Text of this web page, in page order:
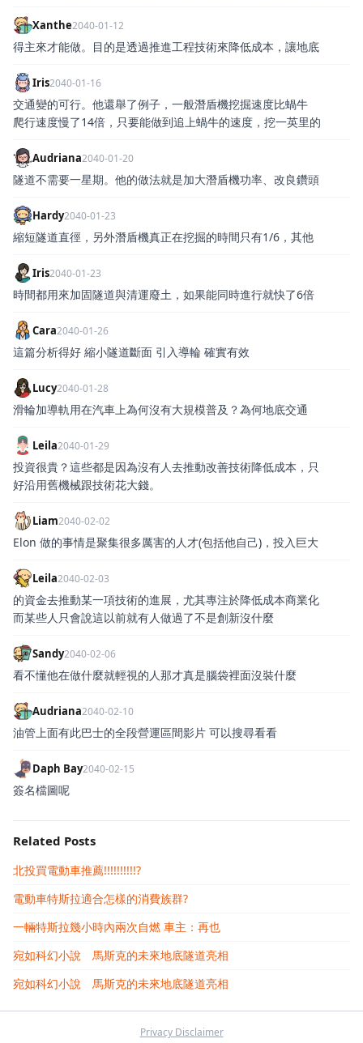
Xanthe2040-01-12
得主來才能做。目的是透過推進工程技術來降低成本，讓地底
Iris2040-01-16
交通變的可行。他還舉了例子，一般潛盾機挖掘速度比蝸牛
爬行速度慢了14倍，只要能做到追上蝸牛的速度，挖一英里的
Audriana2040-01-20
隧道不需要一星期。他的做法就是加大潛盾機功率、改良鑽頭
Hardy2040-01-23
縮短隧道直徑，另外潛盾機真正在挖掘的時間只有1/6，其他
Iris2040-01-23
時間都用來加固隧道與清運廢土，如果能同時進行就快了6倍
Cara2040-01-26
這篇分析得好 縮小隧道斷面 引入導輪 確實有效
Lucy2040-01-28
滑輪加導軌用在汽車上為何沒有大規模普及？為何地底交通
Leila2040-01-29
投資很貴？這些都是因為沒有人去推動改善技術降低成本，只
好沿用舊機械跟技術花大錢。
Liam2040-02-02
Elon 做的事情是聚集很多厲害的人才(包括他自己)，投入巨大
Leila2040-02-03
的資金去推動某一項技術的進展，尤其專注於降低成本商業化
而某些人只會說這以前就有人做過了不是創新沒什麼
Sandy2040-02-06
看不懂他在做什麼就輕視的人那才真是腦袋裡面沒裝什麼
Audriana2040-02-10
油管上面有此巴士的全段營運區間影片 可以搜尋看看
Daph Bay2040-02-15
簽名檔圖呢
Related Posts
北投買電動車推薦!!!!!!!!!!?
電動車特斯拉適合怎樣的消費族群?
一輛特斯拉幾小時內兩次自燃 車主：再也
宛如科幻小說 馬斯克的未來地底隧道亮相
宛如科幻小說 馬斯克的未來地底隧道亮相
Privacy Disclaimer